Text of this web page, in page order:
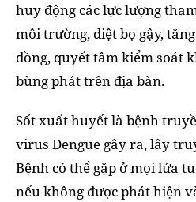
huy động các lực lượng
môi trường, diệt bọ gậy,
đồng, quyết tâm kiểm soát
bùng phát trên địa bàn.
Sốt xuất huyết là bệnh
virus Dengue gây ra, lây
Bệnh có thể gặp ở mọi lứa
nếu không được phát hiện